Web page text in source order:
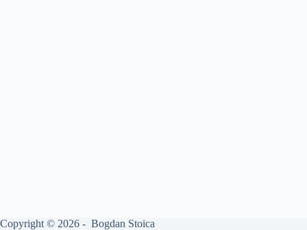
Copyright © 2026 - Bogdan Stoica